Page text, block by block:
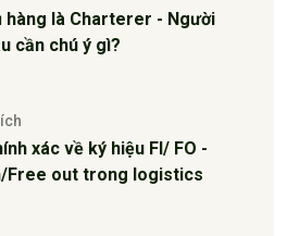
hàng là Charterer - Người
cần chú ý gì?
xác về ký hiệu FI/ FO -
Free out trong logistics